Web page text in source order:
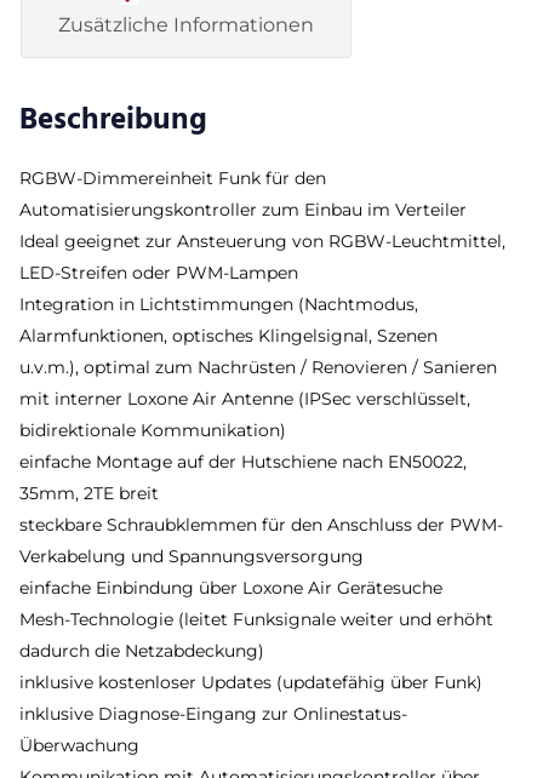
Zusätzliche Informationen
Beschreibung
RGBW-Dimmereinheit Funk für den
Automatisierungskontroller zum Einbau im Verteiler
Ideal geeignet zur Ansteuerung von RGBW-Leuchtmittel,
LED-Streifen oder PWM-Lampen
Integration in Lichtstimmungen (Nachtmodus,
Alarmfunktionen, optisches Klingelsignal, Szenen
u.v.m.), optimal zum Nachrüsten / Renovieren / Sanieren
mit interner Loxone Air Antenne (IPSec verschlüsselt,
bidirektionale Kommunikation)
einfache Montage auf der Hutschiene nach EN50022,
35mm, 2TE breit
steckbare Schraubklemmen für den Anschluss der PWM-
Verkabelung und Spannungsversorgung
einfache Einbindung über Loxone Air Gerätesuche
Mesh-Technologie (leitet Funksignale weiter und erhöht
dadurch die Netzabdeckung)
inklusive kostenloser Updates (updatefähig über Funk)
inklusive Diagnose-Eingang zur Onlinestatus-
Überwachung